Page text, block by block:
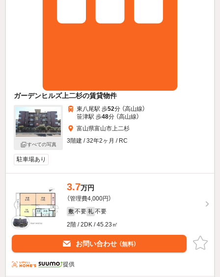
ガーデンヒルズ上二杉の賃貸物件
すべての写真
東八尾駅 歩52分 （高山線）
笹津駅 歩48分 （高山線）
富山県富山市上二杉
3階建 / 32年2ヶ月 / RC
駐車場あり
3.7万円
（管理費4,000円）
敷 不要 礼 不要
2階 / 2DK / 45.23㎡
お問い合わせ （無料）
提供